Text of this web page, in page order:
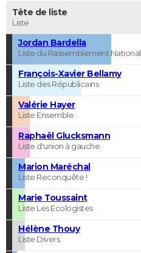
Tête de liste
Liste
Jordan Bardella
Liste du Rassemblement National
François-Xavier Bellamy
Liste des Républicains
Valérie Hayer
Liste Ensemble
Raphaël Glucksmann
Liste d'union à gauche
Marion Maréchal
Liste Reconquête !
Marie Toussaint
Liste Les Ecologistes
Hélène Thouy
Liste Divers